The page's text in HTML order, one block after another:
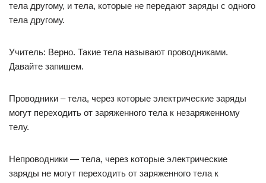
тела другому, и тела, которые не передают заряды с одного
тела другому.
Учитель: Верно. Такие тела называют проводниками.
Давайте запишем.
Проводники – тела, через которые электрические заряды
могут переходить от заряженного тела к незаряженному
телу.
Непроводники — тела, через которые электрические
заряды не могут переходить от заряженного тела к